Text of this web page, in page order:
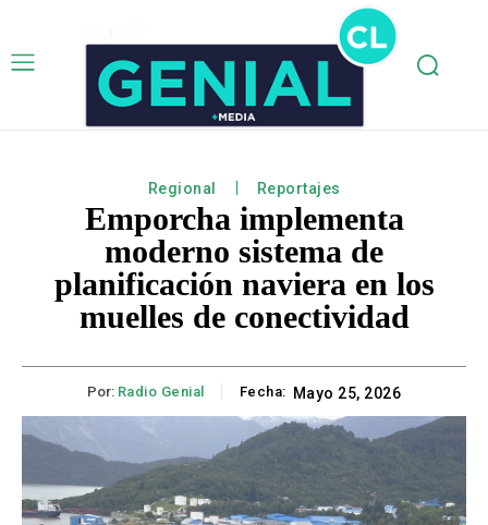
Regional Reportajes
Emporcha implementa
moderno sistema de
planificación naviera en los
muelles de conectividad
Por: Radio Genial Fecha: Mayo 25, 2026